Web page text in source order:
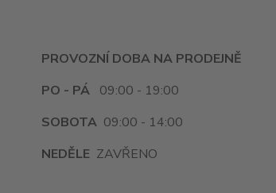
PROVOZNÍ DOBA NA PRODEJNĚ
PO - PÁ 09:00 - 19:00
SOBOTA 09:00 - 14:00
NEDĚLE ZAVŘENO